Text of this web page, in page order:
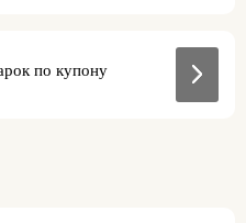
по купону